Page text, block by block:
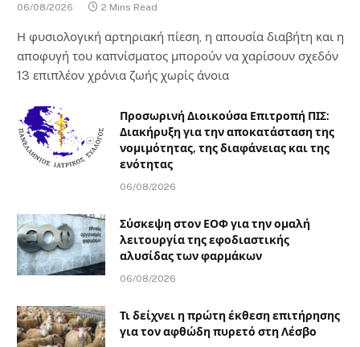
06/08/2026 2 Mins Read
Η φυσιολογική αρτηριακή πίεση, η απουσία διαβήτη και η
αποφυγή του καπνίσματος μπορούν να χαρίσουν σχεδόν
13 επιπλέον χρόνια ζωής χωρίς άνοια
Προσωρινή Διοικούσα Επιτροπή ΠΙΣ:
Διακήρυξη για την αποκατάσταση της
νομιμότητας, της διαφάνειας και της
ενότητας
06/08/2026
Σύσκεψη στον ΕΟΦ για την ομαλή
λειτουργία της εφοδιαστικής
αλυσίδας των φαρμάκων
06/08/2026
Τι δείχνει η πρώτη έκθεση επιτήρησης
για τον αφθώδη πυρετό στη Λέσβο